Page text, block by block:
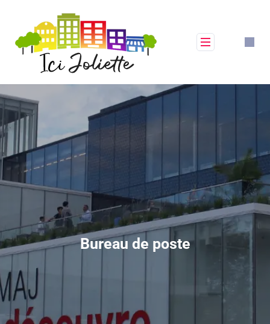
Bureau de poste